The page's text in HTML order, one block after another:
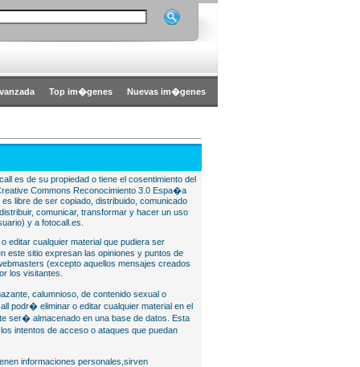
Top im�genes Nuevas im�genes
es de su propiedad o tiene el cosentimiento del
Commons Reconocimiento 3.0 Espa�a
libre de ser copiado, distribuido, comunicado
comunicar, transformar y hacer un uso
y a fotocall.es.
editar cualquier material que pudiera ser
este sitio expresan las opiniones y puntos de
(excepto aquellos mensajes creados
los visitantes.
calumnioso, de contenido sexual o
podr� eliminar o editar cualquier material en el
ser� almacenado en una base de datos. Esta
intentos de acceso o ataques que puedan
informaciones personales,sirven